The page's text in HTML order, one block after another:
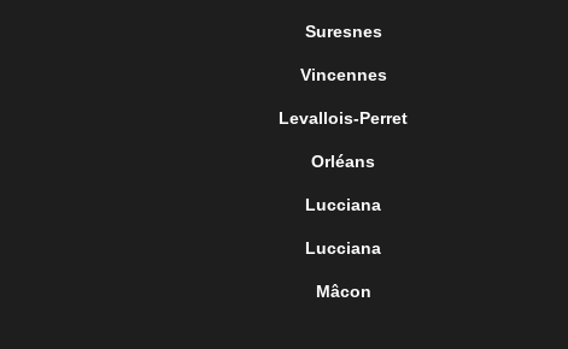
Suresnes
Vincennes
Levallois-Perret
Orléans
Lucciana
Lucciana
Mâcon